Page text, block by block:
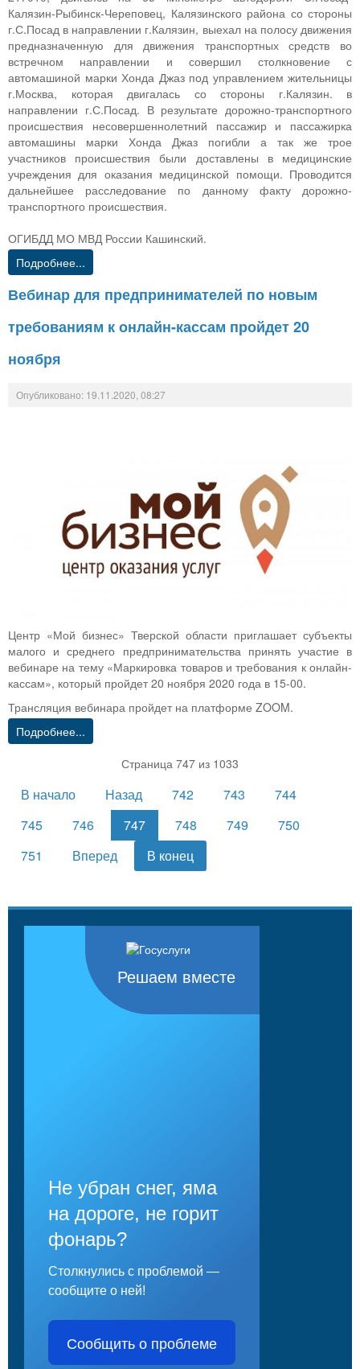
Калязин-Рыбинск-Череповец, Калязинского района со стороны
г.С.Посад в направлении г.Калязин, выехал на полосу движения
предназначенную для движения транспортных средств во
встречном направлении и совершил столкновение с
автомашиной марки Хонда Джаз под управлением жительницы
г.Москва, которая двигалась со стороны г.Калязин. в
направлении г.С.Посад. В результате дорожно-транспортного
происшествия несовершеннолетний пассажир и пассажирка
автомашины марки Хонда Джаз погибли а так же трое
участников происшествия были доставлены в медицинские
учреждения для оказания медицинской помощи. Проводится
дальнейшее расследование по данному факту дорожно-
транспортного происшествия.
ОГИБДД МО МВД России Кашинский.
Подробнее...
Вебинар для предпринимателей по новым
требованиям к онлайн-кассам пройдет 20
ноября
Опубликовано: 19.11.2020, 08:27
Центр «Мой бизнес» Тверской области приглашает субъекты
малого и среднего предпринимательства принять участие в
вебинаре на тему «Маркировка товаров и требования к онлайн-
кассам», который пройдет 20 ноября 2020 года в 15-00.
Трансляция вебинара пройдет на платформе ZOOM.
Подробнее...
Страница 747 из 1033
В начало Назад 742 743
744
745
746 747 748 749
750
751
Вперед В конец
Решаем вместе
Не убран снег, яма
на дороге, не горит
фонарь?
Столкнулись с проблемой —
сообщите о ней!
Сообщить о проблеме